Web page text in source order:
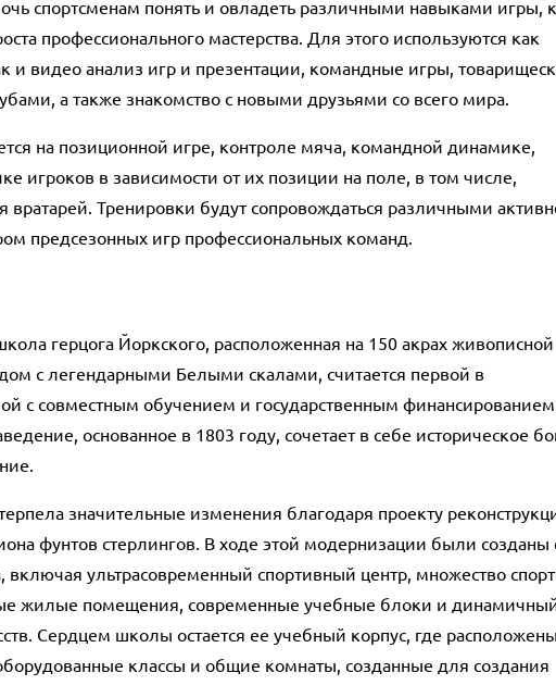
спортсменам понять и овладеть различными навыками игры,
профессионального мастерства. Для этого используются как
и видео анализ игр и презентации, командные игры,
а также знакомство с новыми друзьями со всего мира.
на позиционной игре, контроле мяча, командной динамике,
игроков в зависимости от их позиции на поле, в том числе,
вратарей. Тренировки будут сопровождаться различными
предсезонных игр профессиональных команд.
герцога Йоркского, расположенная на 150 акрах живописной
с легендарными Белыми скалами, считается первой в
с совместным обучением и государственным
основанное в 1803 году, сочетает в себе историческое
значительные изменения благодаря проекту
фунтов стерлингов. В ходе этой модернизации были созданы
включая ультрасовременный спортивный центр, множество
жилые помещения, современные учебные блоки и
Сердцем школы остается ее учебный корпус, где расположены
классы и общие комнаты, созданные для создания